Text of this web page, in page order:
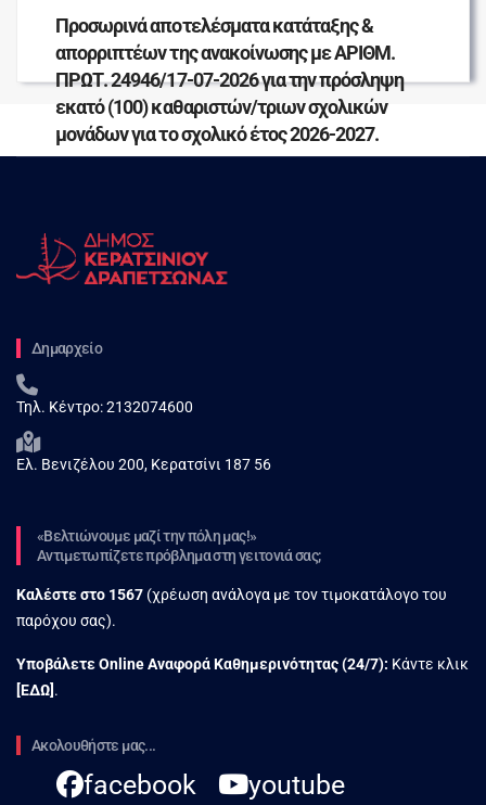
Προσωρινά αποτελέσματα κατάταξης &
απορριπτέων της ανακοίνωσης με ΑΡΙΘΜ.
ΠΡΩΤ. 24946/17-07-2026 για την πρόσληψη
εκατό (100) καθαριστών/τριων σχολικών
μονάδων για το σχολικό έτος 2026-2027.
Δημαρχείο
Τηλ. Κέντρο:2132074600
Ελ. Βενιζέλου 200, Κερατσίνι 187 56
«Βελτιώνουμε μαζί την πόλη μας!»
Αντιμετωπίζετε πρόβλημα στη γειτονιά σας;
Καλέστε στο 1567 (χρέωση ανάλογα με τον τιμοκατάλογο του
παρόχου σας).
Υποβάλετε Online Αναφορά Kαθημερινότητας (24/7): Κάντε κλικ
[ΕΔΩ] .
Ακολουθήστε μας...
facebook youtube